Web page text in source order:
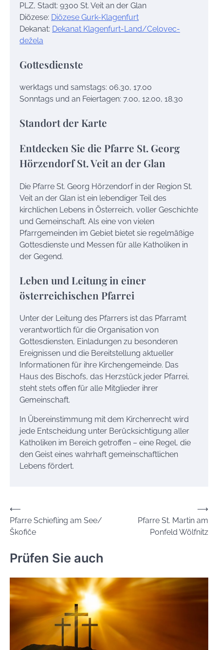
PLZ, Stadt: 9300 St. Veit an der Glan
Diözese: Diözese Gurk-Klagenfurt
Dekanat: Dekanat Klagenfurt-Land/Celovec-
dežela
Gottesdienste
werktags und samstags: 06.30, 17.00
Sonntags und an Feiertagen: 7.00, 12.00, 18.30
Standort der Karte
Entdecken Sie die Pfarre St. Georg
Hörzendorf St. Veit an der Glan
Die Pfarre St. Georg Hörzendorf in der Region St.
Veit an der Glan ist ein lebendiger Teil des
kirchlichen Lebens in Österreich, voller Geschichte
und Gemeinschaft. Als eine von vielen
Pfarrgemeinden im Gebiet bietet sie regelmäßige
Gottesdienste und Messen für alle Katholiken in
der Gegend.
Leben und Leitung in einer
österreichischen Pfarrei
Unter der Leitung des Pfarrers ist das Pfarramt
verantwortlich für die Organisation von
Gottesdiensten, Einladungen zu besonderen
Ereignissen und die Bereitstellung aktueller
Informationen für ihre Kirchengemeinde. Das
Haus des Bischofs, das Herzstück jeder Pfarrei,
steht stets offen für alle Mitglieder ihrer
Gemeinschaft.
In Übereinstimmung mit dem Kirchenrecht wird
jede Entscheidung unter Berücksichtigung aller
Katholiken im Bereich getroffen – eine Regel, die
den Geist eines wahrhaft gemeinschaftlichen
Lebens fördert.
Beitrags-
Navigation
⟵
Pfarre Schiefling am See/
Škofiče
Pfarre St. Martin am
Ponfeld Wölfnitz
⟶
Prüfen Sie auch